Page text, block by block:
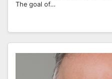
The goal of…